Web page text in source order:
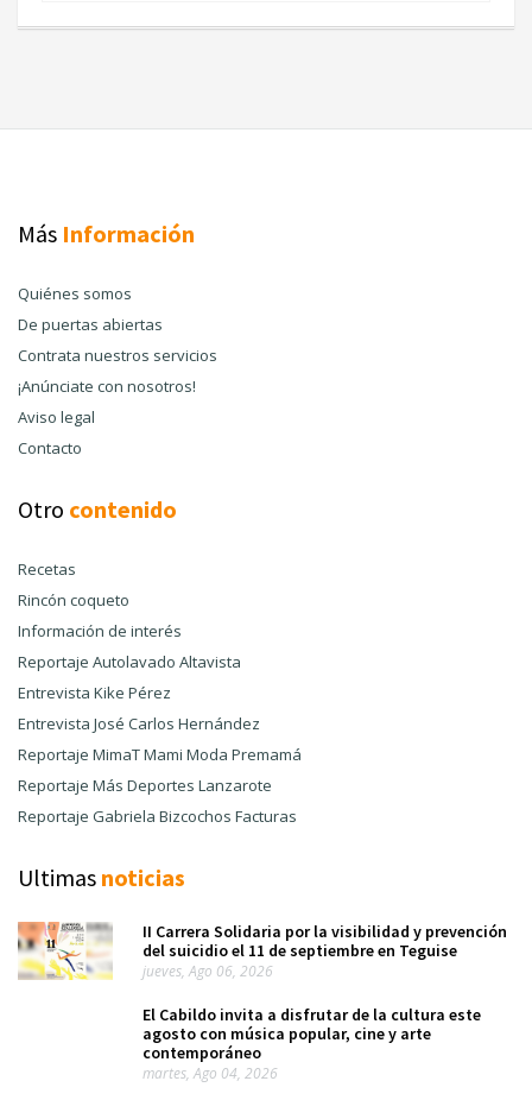
Más Información
Quiénes somos
De puertas abiertas
Contrata nuestros servicios
¡Anúnciate con nosotros!
Aviso legal
Contacto
Otro contenido
Recetas
Rincón coqueto
Información de interés
Reportaje Autolavado Altavista
Entrevista Kike Pérez
Entrevista José Carlos Hernández
Reportaje MimaT Mami Moda Premamá
Reportaje Más Deportes Lanzarote
Reportaje Gabriela Bizcochos Facturas
Ultimas noticias
II Carrera Solidaria por la visibilidad y prevención
del suicidio el 11 de septiembre en Teguise
jueves, Ago 06, 2026
El Cabildo invita a disfrutar de la cultura este
agosto con música popular, cine y arte
contemporáneo
martes, Ago 04, 2026